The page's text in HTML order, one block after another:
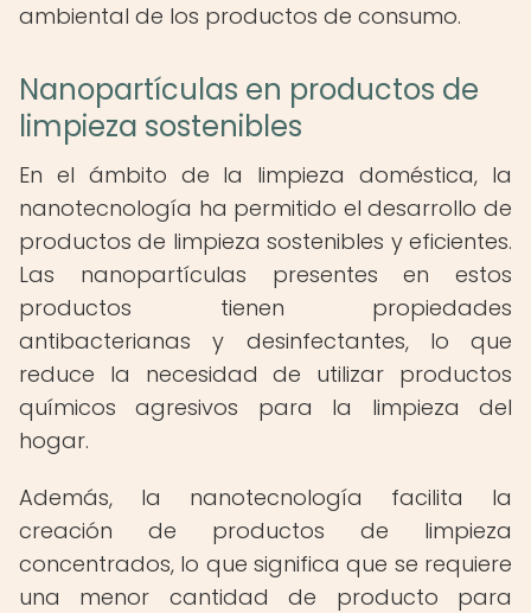
ambiental de los productos de consumo.
Nanopartículas en productos de
limpieza sostenibles
En el ámbito de la limpieza doméstica, la
nanotecnología ha permitido el desarrollo de
productos de limpieza sostenibles y eficientes.
Las nanopartículas presentes en estos
productos tienen propiedades
antibacterianas y desinfectantes, lo que
reduce la necesidad de utilizar productos
químicos agresivos para la limpieza del
hogar.
Además, la nanotecnología facilita la
creación de productos de limpieza
concentrados, lo que significa que se requiere
una menor cantidad de producto para